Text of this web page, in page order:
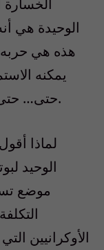
الوحيدة هي
هذه هي حربه
يمكنه
حتى… حتى يفكر في استخدام السلاح النووي.
لماذا
الوحيد
موضع
الأوكرانيين